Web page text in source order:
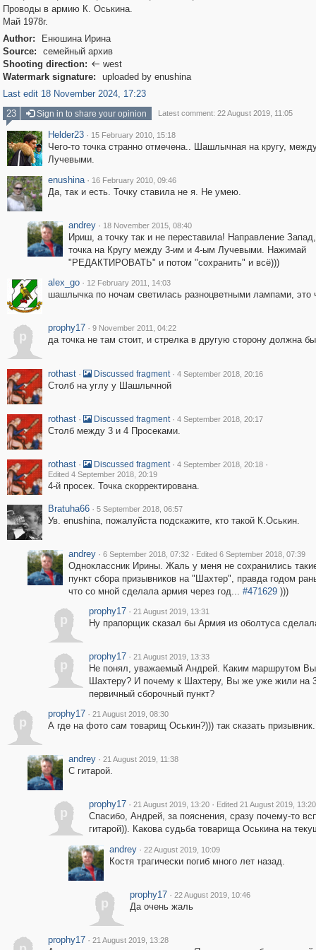
Проводы в армию К. Оськина.
Май 1978г.
Author:
Енюшина Ирина
Source:
семейный архив
Shooting direction:  west
Watermark signature:
uploaded by enushina
Last edit 18 November 2024, 17:23
23
Sign in to share your opinion Latest comment: 22 August 2019, 11:05
Helder23 · 15 February 2010, 15:18
Чего-то точка странно отмечена.. Шашлычная на кругу,
Лучевыми.
enushina · 16 February 2010, 09:46
Да, так и есть. Точку ставила не я. Не умею.
andrey · 18 November 2015, 08:40
Ириш, а точку так и не переставила! Направление
точка на Кругу между 3-им и 4-ым Лучевыми. Нажимай
"РЕДАКТИРОВАТЬ" и потом "сохранить" и всё)))
alex_go · 12 February 2011, 14:03
шашлычка по ночам светилась разноцветными лампами, это
p
prophy17 · 9 November 2011, 04:22
да точка не там стоит, и стрелка в другую сторону должна
rothast · Discussed fragment · 4 September 2018, 20:16
Столб на углу у Шашлычной
rothast · Discussed fragment · 4 September 2018, 20:17
Столб между 3 и 4 Просеками.
rothast · Discussed fragment · 4 September 2018, 20:18 ·
Edited 4 September 2018, 20:19
4-й просек. Точка скорректирована.
Bratuha66 · 5 September 2018, 06:57
Ув. enushina, пожалуйста подскажите, кто такой К.Оськин.
andrey · 6 September 2018, 07:32 · Edited 6 September 2018, 07:39
Одноклассник Ирины. Жаль у меня не сохранились
пункт сбора призывников на "Шахтер", правда годом
что со мной сделала армия через год... #471629)))
p
prophy17 · 21 August 2019, 13:31
Ну прапорщик сказал бы Армия из оболтуса
p
prophy17 · 21 August 2019, 13:33
Не понял, уважаемый Андрей. Каким маршрутом
Шахтеру? И почему к Шахтеру, Вы же уже жили на
первичный сборочный пункт?
p
prophy17 · 21 August 2019, 08:30
А где на фото сам товарищ Оськин?))) так сказать призывник.
andrey · 21 August 2019, 11:38
С гитарой.
p
prophy17 · 21 August 2019, 13:20 · Edited 21 August 2019, 13:20
Спасибо, Андрей, за пояснения, сразу почему-то
гитарой)). Какова судьба товарища Оськина на
andrey · 22 August 2019, 10:09
Костя трагически погиб много лет назад.
p
prophy17 · 22 August 2019, 10:46
Да очень жаль
prophy17 · 21 August 2019, 13:28